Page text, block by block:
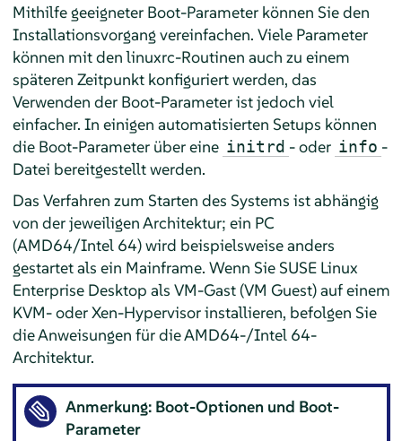
Mithilfe geeigneter Boot-Parameter können Sie den
Installationsvorgang vereinfachen. Viele Parameter
können mit den linuxrc-Routinen auch zu einem
späteren Zeitpunkt konfiguriert werden, das
Verwenden der Boot-Parameter ist jedoch viel
einfacher. In einigen automatisierten Setups können
die Boot-Parameter über eine initrd - oder info -
Datei bereitgestellt werden.
Das Verfahren zum Starten des Systems ist abhängig
von der jeweiligen Architektur; ein PC
(AMD64/Intel 64) wird beispielsweise anders
gestartet als ein Mainframe. Wenn Sie SUSE Linux
Enterprise Desktop als VM-Gast (VM Guest) auf einem
KVM- oder Xen-Hypervisor installieren, befolgen Sie
die Anweisungen für die AMD64-/Intel 64-
Architektur.
Anmerkung: Boot-Optionen und Boot-
Parameter